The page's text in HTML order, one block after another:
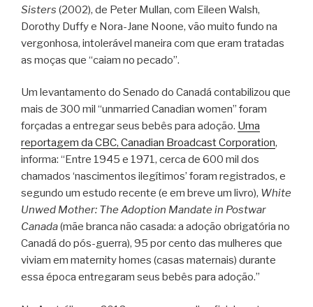
Sisters (2002), de Peter Mullan, com Eileen Walsh,
Dorothy Duffy e Nora-Jane Noone, vão muito fundo na
vergonhosa, intolerável maneira com que eram tratadas
as moças que “caiam no pecado”.
Um levantamento do Senado do Canadá contabilizou que
mais de 300 mil “unmarried Canadian women” foram
forçadas a entregar seus bebês para adoção. Uma
reportagem da CBC, Canadian Broadcast Corporation,
informa: “Entre 1945 e 1971, cerca de 600 mil dos
chamados ‘nascimentos ilegítimos’ foram registrados, e
segundo um estudo recente (e em breve um livro), White
Unwed Mother: The Adoption Mandate in Postwar
Canada(mãe branca não casada: a adoção obrigatória no
Canadá do pós-guerra), 95 por cento das mulheres que
viviam em maternity homes (casas maternais) durante
essa época entregaram seus bebês para adoção.”